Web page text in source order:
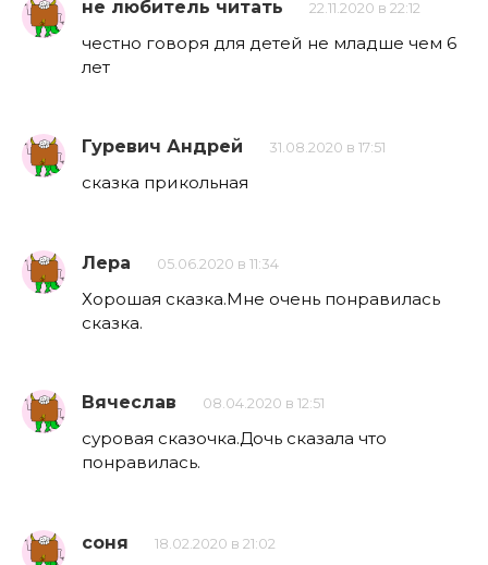
не любитель читать 22.11.2020 в 22:12
честно говоря для детей не младше чем 6
лет
Гуревич Андрей 31.08.2020 в 17:51
сказка прикольная
Лера 05.06.2020 в 11:34
Хорошая сказка.Мне очень понравилась
сказка.
Вячеслав 08.04.2020 в 12:51
суровая сказочка.Дочь сказала что
понравилась.
соня 18.02.2020 в 21:02